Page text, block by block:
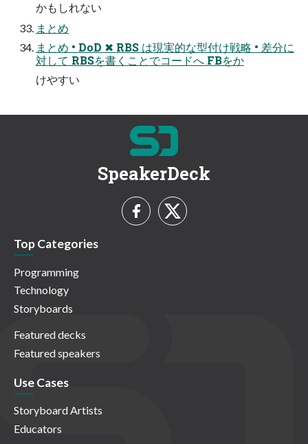
かもしれない
まとめ
まとめ • DoD ✖ RBS は現実的な型付け戦略 • 差分に
対して RBSを書くことでコードへ FBをか
けやすい
SpeakerDeck
Top Categories
Programming
Technology
Storyboards
Featured decks
Featured speakers
Use Cases
Storyboard Artists
Educators